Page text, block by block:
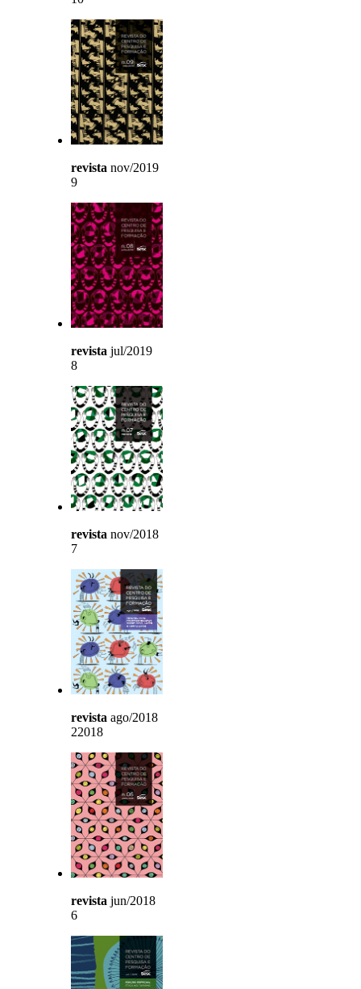
revista nov/2019
9
revista jul/2019
8
revista nov/2018
7
revista ago/2018
22018
revista jun/2018
6